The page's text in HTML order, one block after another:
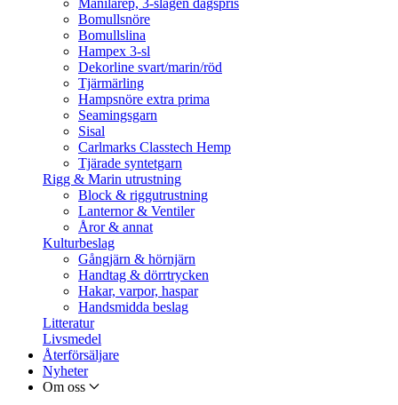
Manilarep, 3-slagen dagspris
Bomullsnöre
Bomullslina
Hampex 3-sl
Dekorline svart/marin/röd
Tjärmärling
Hampsnöre extra prima
Seamingsgarn
Sisal
Carlmarks Classtech Hemp
Tjärade syntetgarn
Rigg & Marin utrustning
Block & riggutrustning
Lanternor & Ventiler
Åror & annat
Kulturbeslag
Gångjärn & hörnjärn
Handtag & dörrtrycken
Hakar, varpor, haspar
Handsmidda beslag
Litteratur
Livsmedel
Återförsäljare
Nyheter
Om oss